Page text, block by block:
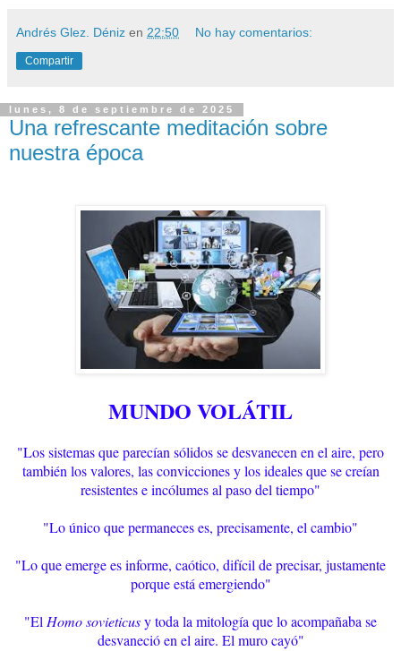
Andrés Glez. Déniz en 22:50 No hay comentarios:
Compartir
lunes, 8 de septiembre de 2025
Una refrescante meditación sobre
nuestra época
MUNDO VOLÁTIL
"Los sistemas que parecían sólidos se desvanecen en el aire, pero
también los valores, las convicciones y los ideales que se creían
resistentes e incólumes al paso del tiempo"
"Lo único que permaneces es, precisamente, el cambio"
"Lo que emerge es informe, caótico, difícil de precisar, justamente
porque está emergiendo"
"ElHomo sovieticusy toda la mitología que lo acompañaba se
desvaneció en el aire. El muro cayó"